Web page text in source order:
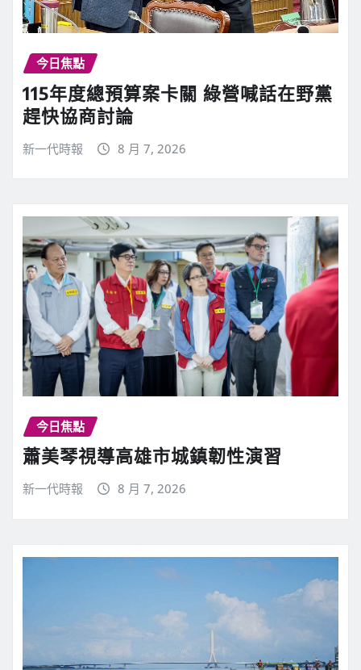
今日焦點
115年度總預算案卡關 綠營喊話在野黨
趕快協商討論
新一代時報 8 月 7, 2026
今日焦點
蕭美琴視導高雄市城鎮韌性演習
新一代時報 8 月 7, 2026